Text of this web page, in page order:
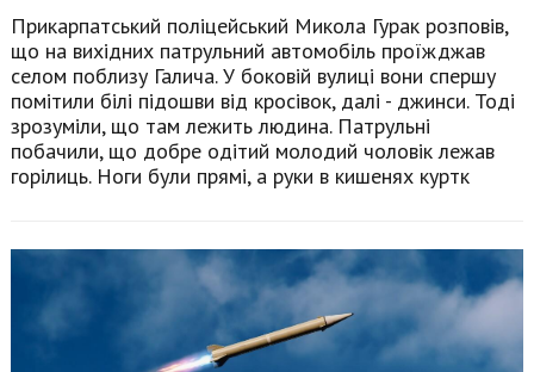
Прикарпатський поліцейський Микола Гурак розповів,
що на вихідних патрульний автомобіль проїжджав
селом поблизу Галича. У боковій вулиці вони спершу
помітили білі підошви від кросівок, далі - джинси. Тоді
зрозуміли, що там лежить людина. Патрульні
побачили, що добре одітий молодий чоловік лежав
горілиць. Ноги були прямі, а руки в кишенях куртк